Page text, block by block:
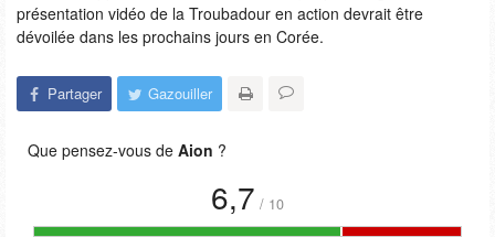
présentation vidéo de la Troubadour en action devrait être
dévoilée dans les prochains jours en Corée.
Partager Gazouiller
Que pensez-vous de Aion ?
6,7 / 10